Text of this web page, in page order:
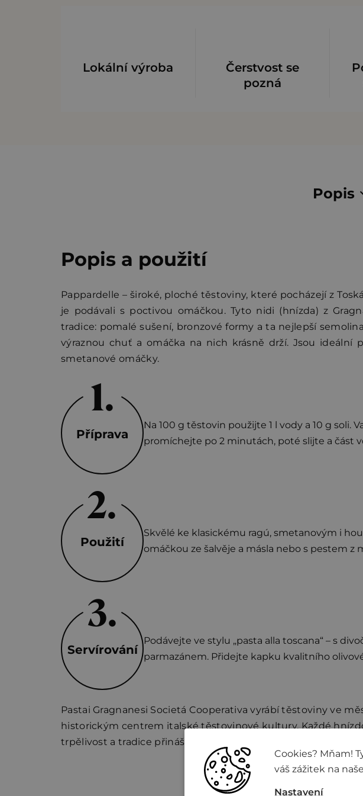
Lokální výroba
Čerstvost se
pozná
Popis
Popis a použití
Pappardelle – široké, ploché těstoviny, které pocházejí z
je podávali s poctivou omáčkou. Tyto nidi (hnízda) z
tradice: pomalé sušení, bronzové formy a ta nejlepší
výraznou chuť a omáčka na nich krásně drží. Jsou ideální
smetanové omáčky.
Příprava
Na 100 g těstovin použijte 1 l vody a 10 g soli.
promíchejte po 2 minutách, poté slijte a část
Použití
Skvělé ke klasickému ragú, smetanovým i
omáčkou ze šalvěje a másla nebo s pestem z
Servírování
Podávejte ve stylu „pasta alla toscana“ – s
parmazánem. Přidejte kapku kvalitního
Pastai Gragnanesi Societá Cooperativa vyrábí těstoviny ve
historickým centrem italské těstovinové kultury. Každé
trpělivost a tradice přinášejí skvělé výsledky.
Cookies? Mňam!
váš zážitek na
Nastavení